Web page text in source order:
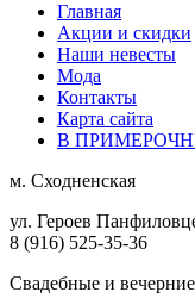
Главная
Акции и скидки
Наши невесты
Мода
Контакты
Карта сайта
В
м. Сходненская
ул. Героев
8 (916) 525-35-36
Свадебные и